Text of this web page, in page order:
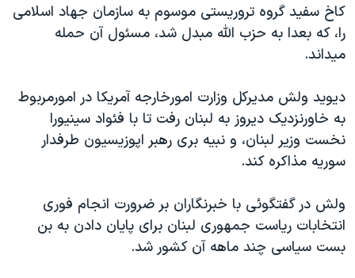
تریبونال مردمی آبان ۹۸
دادگاه حمید نوری
قانون شفافیت دارائی کادر رهبری ایران
اعتراضات مردمی آبان ۹۸
اسرائیل در جنگ
همایش محافظه‌کاران آمریکا «سی‌پک»
صفحه‌های ویژه
کاخ سفيد گروه تروريستی موسوم به سازمان جهاد اسلامی
را، که بعدا به حزب الله مبدل شد، مسئول آن حمله
ميداند.
ديويد ولش مديرکل وزارت امورخارجه آمريکا در امورمربوط
به خاورنزديک ديروز به لبنان رفت تا با فئواد سينيورا
نخست وزير لبنان، و نبيه بری رهبر اپوزيسيون طرفدار
سوريه مذاکره کند.
ولش در گفتگوئی با خبرنگاران بر ضرورت انجام فوری
انتخابات رياست جمهوری لبنان برای پايان دادن به بن
بست سياسی چند ماهه آن کشور شد.